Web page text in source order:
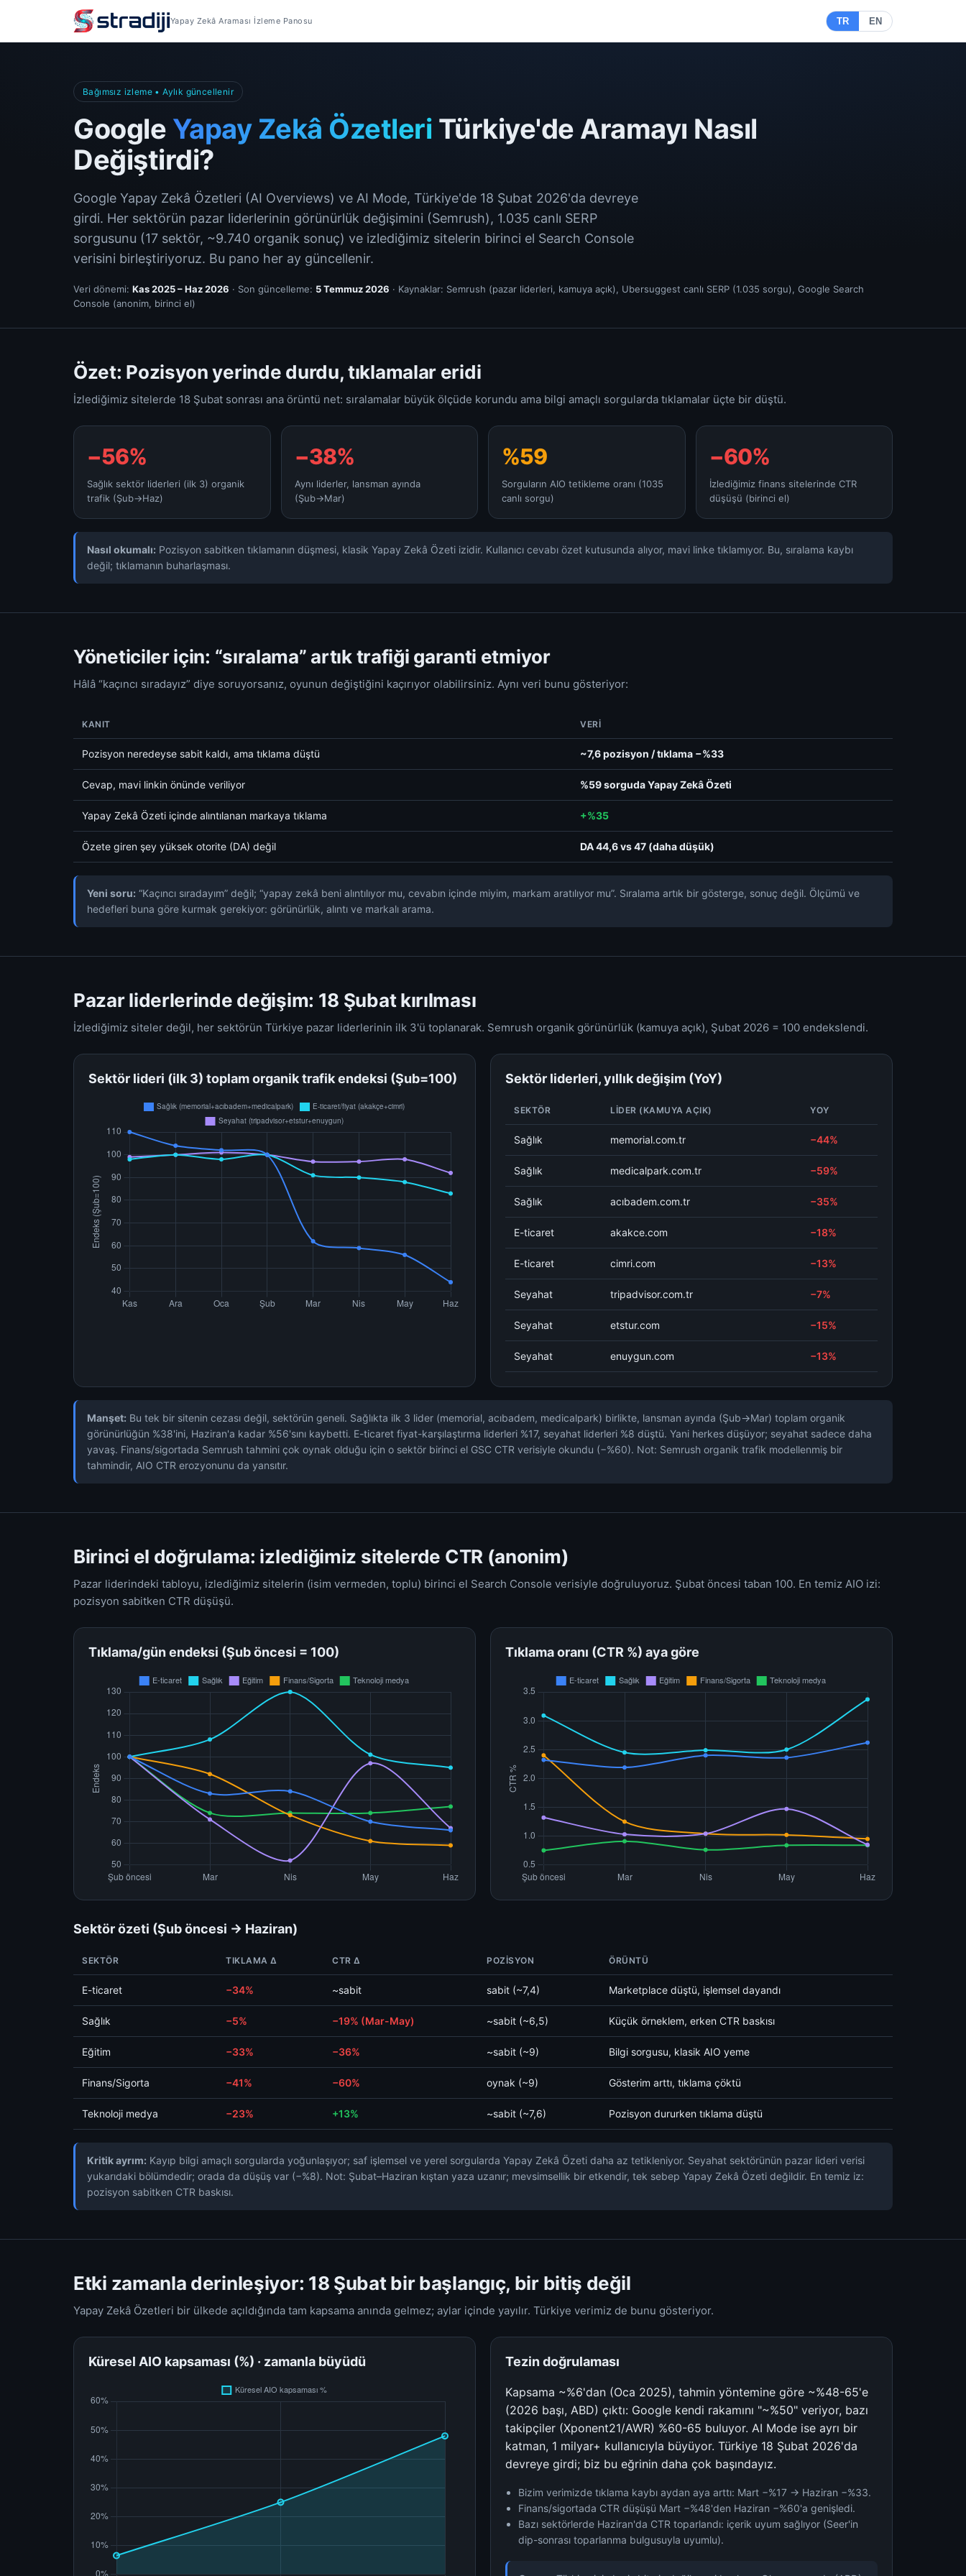
Yapay Zekâ Araması İzleme Panosu TR EN
Bağımsız izleme • Aylık güncellenir
Google Yapay Zekâ Özetleri Türkiye'de Aramayı Nasıl
Değiştirdi?
Google Yapay Zekâ Özetleri (AI Overviews) ve AI Mode, Türkiye'de 18 Şubat 2026'da devreye
girdi. Her sektörün pazar liderlerinin görünürlük değişimini (Semrush), 1.035 canlı SERP
sorgusunu (17 sektör, ~9.740 organik sonuç) ve izlediğimiz sitelerin birinci el Search Console
verisini birleştiriyoruz. Bu pano her ay güncellenir.
Veri dönemi: Kas 2025 – Haz 2026 · Son güncelleme: 5 Temmuz 2026 · Kaynaklar: Semrush (pazar liderleri, kamuya açık), Ubersuggest canlı SERP (1.035 sorgu), Google Search
Console (anonim, birinci el)
Özet: Pozisyon yerinde durdu, tıklamalar eridi
İzlediğimiz sitelerde 18 Şubat sonrası ana örüntü net: sıralamalar büyük ölçüde korundu ama bilgi amaçlı sorgularda tıklamalar üçte bir düştü.
−56%
Sağlık sektör liderleri (ilk 3) organik
trafik (Şub→Haz)
−38%
Aynı liderler, lansman ayında
(Şub→Mar)
%59
Sorguların AIO tetikleme oranı (1035
canlı sorgu)
−60%
İzlediğimiz finans sitelerinde CTR
düşüşü (birinci el)
Nasıl okumalı: Pozisyon sabitken tıklamanın düşmesi, klasik Yapay Zekâ Özeti izidir. Kullanıcı cevabı özet kutusunda alıyor, mavi linke tıklamıyor. Bu, sıralama kaybı
değil; tıklamanın buharlaşması.
Yöneticiler için: “sıralama” artık trafiği garanti etmiyor
Hâlâ “kaçıncı sıradayız” diye soruyorsanız, oyunun değiştiğini kaçırıyor olabilirsiniz. Aynı veri bunu gösteriyor:
KANIT VERI
Pozisyon neredeyse sabit kaldı, ama tıklama düştü ~7,6 pozisyon / tıklama −%33
Cevap, mavi linkin önünde veriliyor %59 sorguda Yapay Zekâ Özeti
Yapay Zekâ Özeti içinde alıntılanan markaya tıklama +%35
Özete giren şey yüksek otorite (DA) değil DA 44,6 vs 47 (daha düşük)
Yeni soru: “Kaçıncı sıradayım” değil; “yapay zekâ beni alıntılıyor mu, cevabın içinde miyim, markam aratılıyor mu”. Sıralama artık bir gösterge, sonuç değil. Ölçümü ve
hedefleri buna göre kurmak gerekiyor: görünürlük, alıntı ve markalı arama.
Pazar liderlerinde değişim: 18 Şubat kırılması
İzlediğimiz siteler değil, her sektörün Türkiye pazar liderlerinin ilk 3'ü toplanarak. Semrush organik görünürlük (kamuya açık), Şubat 2026 = 100 endekslendi.
Sektör lideri (ilk 3) toplam organik trafik endeksi (Şub=100) Sektör liderleri, yıllık değişim (YoY)
SEKTÖR LIDER (KAMUYA AÇIK) YOY
Sağlık memorial.com.tr −44%
Sağlık medicalpark.com.tr −59%
Sağlık acıbadem.com.tr −35%
E-ticaret akakce.com −18%
E-ticaret cimri.com −13%
Seyahat tripadvisor.com.tr −7%
Seyahat etstur.com −15%
Seyahat enuygun.com −13%
Manşet: Bu tek bir sitenin cezası değil, sektörün geneli. Sağlıkta ilk 3 lider (memorial, acıbadem, medicalpark) birlikte, lansman ayında (Şub→Mar) toplam organik
görünürlüğün %38'ini, Haziran'a kadar %56'sını kaybetti. E-ticaret fiyat-karşılaştırma liderleri %17, seyahat liderleri %8 düştü. Yani herkes düşüyor; seyahat sadece daha
yavaş. Finans/sigortada Semrush tahmini çok oynak olduğu için o sektör birinci el GSC CTR verisiyle okundu (−%60). Not: Semrush organik trafik modellenmiş bir
tahmindir, AIO CTR erozyonunu da yansıtır.
Birinci el doğrulama: izlediğimiz sitelerde CTR (anonim)
Pazar liderindeki tabloyu, izlediğimiz sitelerin (isim vermeden, toplu) birinci el Search Console verisiyle doğruluyoruz. Şubat öncesi taban 100. En temiz AIO izi:
pozisyon sabitken CTR düşüşü.
Tıklama/gün endeksi (Şub öncesi = 100) Tıklama oranı (CTR %) aya göre
Sektör özeti (Şub öncesi → Haziran)
SEKTÖR TIKLAMA Δ CTR Δ POZISYON ÖRÜNTÜ
E-ticaret −34% ~sabit sabit (~7,4) Marketplace düştü, işlemsel dayandı
Sağlık −5% −19% (Mar-May) ~sabit (~6,5) Küçük örneklem, erken CTR baskısı
Eğitim −33% −36% ~sabit (~9) Bilgi sorgusu, klasik AIO yeme
Finans/Sigorta −41% −60% oynak (~9) Gösterim arttı, tıklama çöktü
Teknoloji medya −23% +13% ~sabit (~7,6) Pozisyon dururken tıklama düştü
Kritik ayrım: Kayıp bilgi amaçlı sorgularda yoğunlaşıyor; saf işlemsel ve yerel sorgularda Yapay Zekâ Özeti daha az tetikleniyor. Seyahat sektörünün pazar lideri verisi
yukarıdaki bölümdedir; orada da düşüş var (−%8). Not: Şubat–Haziran kıştan yaza uzanır; mevsimsellik bir etkendir, tek sebep Yapay Zekâ Özeti değildir. En temiz iz:
pozisyon sabitken CTR baskısı.
Etki zamanla derinleşiyor: 18 Şubat bir başlangıç, bir bitiş değil
Yapay Zekâ Özetleri bir ülkede açıldığında tam kapsama anında gelmez; aylar içinde yayılır. Türkiye verimiz de bunu gösteriyor.
Küresel AIO kapsaması (%) · zamanla büyüdü Tezin doğrulaması
Kapsama ~%6'dan (Oca 2025), tahmin yöntemine göre ~%48-65'e
(2026 başı, ABD) çıktı: Google kendi rakamını "~%50" veriyor, bazı
takipçiler (Xponent21/AWR) %60-65 buluyor. AI Mode ise ayrı bir
katman, 1 milyar+ kullanıcıyla büyüyor. Türkiye 18 Şubat 2026'da
devreye girdi; biz bu eğrinin daha çok başındayız.
Bizim verimizde tıklama kaybı aydan aya arttı: Mart −%17 → Haziran −%33.
Finans/sigortada CTR düşüşü Mart −%48'den Haziran −%60'a genişledi.
Bazı sektörlerde Haziran'da CTR toparlandı: içerik uyum sağlıyor (Seer'in
dip-sonrası toparlanma bulgusuyla uyumlu).